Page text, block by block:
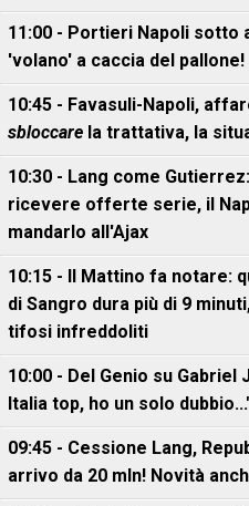
11:00 - Portieri Napoli
'volano' a caccia del pallone!
10:45 - Favasuli-Napoli,
sbloccare la trattativa, la
10:30 - Lang come
ricevere offerte serie, il
mandarlo all'Ajax
10:15 - Il Mattino fa notare:
di Sangro dura più di 9
tifosi infreddoliti
10:00 - Del Genio su Gabriel
Italia top, ho un solo
09:45 - Cessione Lang,
arrivo da 20 mln! Novità